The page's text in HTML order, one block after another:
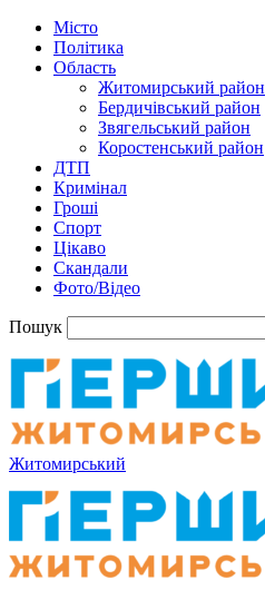
Місто
Політика
Область
Житомирський район
Бердичівський район
Звягельський район
Коростенський район
ДТП
Кримінал
Гроші
Спорт
Цікаво
Скандали
Фото/Відео
Пошук
Житомирський